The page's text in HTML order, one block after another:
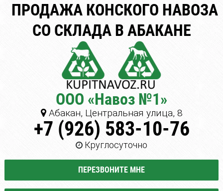
ПРОДАЖА КОНСКОГО НАВОЗА
СО СКЛАДА В АБАКАНЕ
ООО «Навоз №1»
Абакан, Центральная улица, 8
+7 (926) 583-10-76
Круглосуточно
ПЕРЕЗВОНИТЕ МНЕ